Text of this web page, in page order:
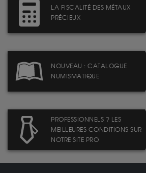
LA FISCALITÉ DES MÉTAUX
PRÉCIEUX
NOUVEAU : CATALOGUE
NUMISMATIQUE
PROFESSIONNELS ? LES
MEILLEURES CONDITIONS SUR
NOTRE SITE PRO